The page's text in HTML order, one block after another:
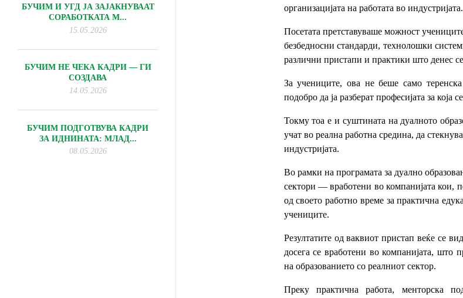
организацијата на работата во индустријата.
Посетата претставуваше можност
безбедносни стандарди, технолошки
различни пристапи и практики што денес
За учениците, ова не беше само
подобро да ја разберат професијата за
Токму тоа е и суштината на дуалното
учат во реална работна средина, да
индустријата.
Во рамки на програмата за дуално
сектори — вработени во компанијата кои,
од своето работно време за практична
учениците.
Резултатите од ваквиот пристап веќе се
досега се вработени во компанијата, што
на образованието со реалниот сектор.
Преку практична работа, менторска
БУЧИМ И УГД ЈА ЗАЈАКНУВААТ
СОРАБОТКАТА М...
15.05.2026
БУЧИМ НЕ ЧЕКА КАДРИ — ГИ
СОЗДАВА
14.05.2026
БУЧИМ ПОДГОТВУВА КАДРИ
ЗА ИДНИНАТА: МЛАД...
08.05.2026